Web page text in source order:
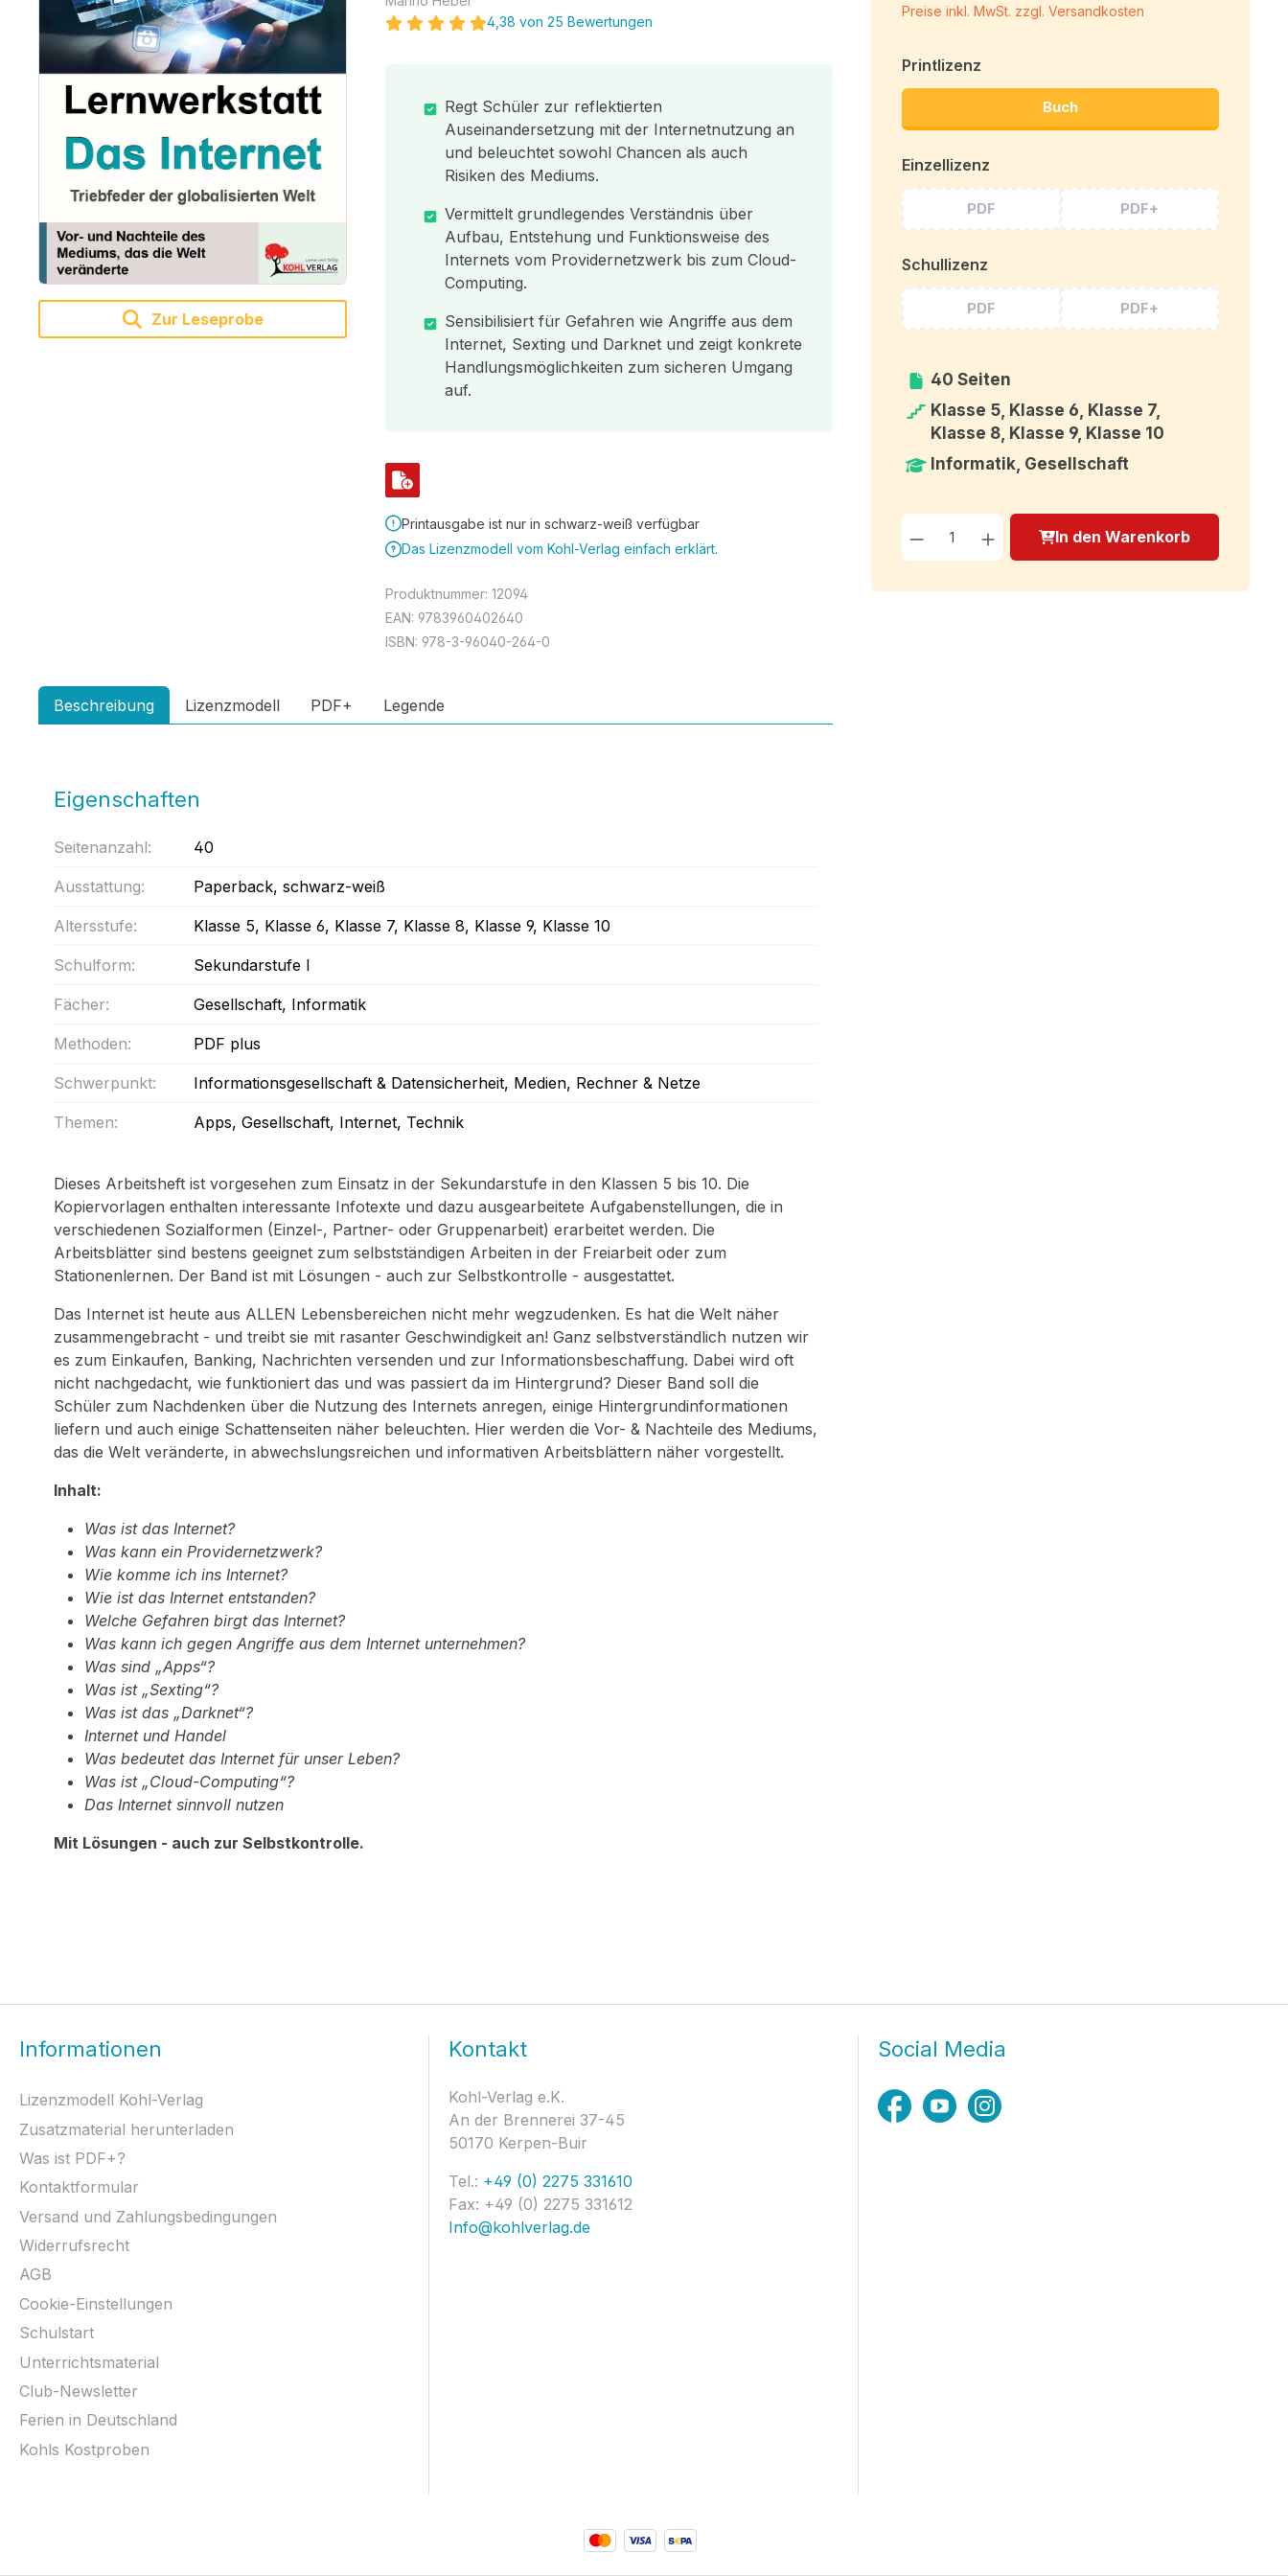
Zur Leseprobe
4,38 von 25 Bewertungen
Regt Schüler zur reflektierten
Auseinandersetzung mit der Internetnutzung an
und beleuchtet sowohl Chancen als auch
Risiken des Mediums.
Vermittelt grundlegendes Verständnis über
Aufbau, Entstehung und Funktionsweise des
Internets vom Providernetzwerk bis zum Cloud-
Computing.
Sensibilisiert für Gefahren wie Angriffe aus dem
Internet, Sexting und Darknet und zeigt konkrete
Handlungsmöglichkeiten zum sicheren Umgang
auf.
Printausgabe ist nur in schwarz-weiß verfügbar
Das Lizenzmodell vom Kohl-Verlag einfach erklärt.
Produktnummer:12094
EAN: 9783960402640
ISBN: 978-3-96040-264-0
Beschreibung Lizenzmodell PDF+ Legende
Eigenschaften
Seitenanzahl: 40
Ausstattung: Paperback, schwarz-weiß
Altersstufe: Klasse 5, Klasse 6, Klasse 7, Klasse 8, Klasse 9, Klasse 10
Schulform: Sekundarstufe I
Fächer: Gesellschaft, Informatik
Methoden: PDF plus
Schwerpunkt: Informationsgesellschaft & Datensicherheit, Medien, Rechner & Netze
Themen: Apps, Gesellschaft, Internet, Technik
Dieses Arbeitsheft ist vorgesehen zum Einsatz in der Sekundarstufe in den Klassen 5 bis 10. Die
Kopiervorlagen enthalten interessante Infotexte und dazu ausgearbeitete Aufgabenstellungen, die in
verschiedenen Sozialformen (Einzel-, Partner- oder Gruppenarbeit) erarbeitet werden. Die
Arbeitsblätter sind bestens geeignet zum selbstständigen Arbeiten in der Freiarbeit oder zum
Stationenlernen. Der Band ist mit Lösungen - auch zur Selbstkontrolle - ausgestattet.
Das Internet ist heute aus ALLEN Lebensbereichen nicht mehr wegzudenken. Es hat die Welt näher
zusammengebracht - und treibt sie mit rasanter Geschwindigkeit an! Ganz selbstverständlich nutzen wir
es zum Einkaufen, Banking, Nachrichten versenden und zur Informationsbeschaffung. Dabei wird oft
nicht nachgedacht, wie funktioniert das und was passiert da im Hintergrund? Dieser Band soll die
Schüler zum Nachdenken über die Nutzung des Internets anregen, einige Hintergrundinformationen
liefern und auch einige Schattenseiten näher beleuchten. Hier werden die Vor- & Nachteile des Mediums,
das die Welt veränderte, in abwechslungsreichen und informativen Arbeitsblättern näher vorgestellt.
Inhalt:
Was ist das Internet?
Was kann ein Providernetzwerk?
Wie komme ich ins Internet?
Wie ist das Internet entstanden?
Welche Gefahren birgt das Internet?
Was kann ich gegen Angriffe aus dem Internet unternehmen?
Was sind „Apps“?
Was ist „Sexting“?
Was ist das „Darknet“?
Internet und Handel
Was bedeutet das Internet für unser Leben?
Was ist „Cloud-Computing“?
Das Internet sinnvoll nutzen
Mit Lösungen - auch zur Selbstkontrolle.
Preise inkl. MwSt. zzgl. Versandkosten
Printlizenz
Buch
Einzellizenz
PDF PDF+
Schullizenz
PDF PDF+
40 Seiten
Klasse 5, Klasse 6, Klasse 7,
Klasse 8, Klasse 9, Klasse 10
Informatik, Gesellschaft
Produkt Anzahl: Gib
In den Warenkorb
Informationen
Lizenzmodell Kohl-Verlag
Zusatzmaterial herunterladen
Was ist PDF+?
Kontaktformular
Versand und Zahlungsbedingungen
Widerrufsrecht
AGB
Cookie-Einstellungen
Schulstart
Unterrichtsmaterial
Club-Newsletter
Ferien in Deutschland
Kohls Kostproben
Kontakt
Kohl-Verlag e.K.
An der Brennerei 37-45
50170 Kerpen-Buir
Tel.: +49 (0) 2275 331610
Fax: +49 (0) 2275 331612
Info@kohlverlag.de
Social Media